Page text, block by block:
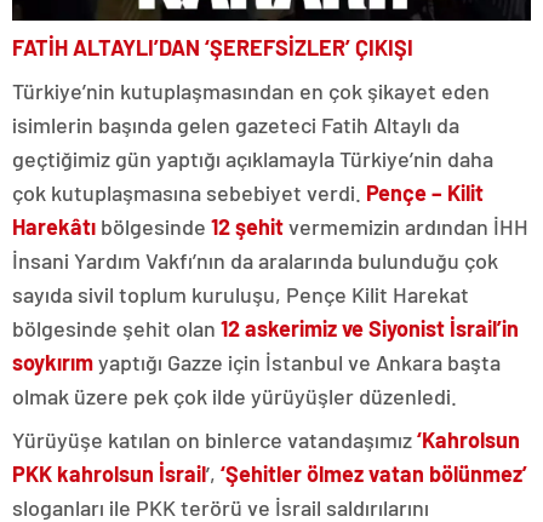
FATİH ALTAYLI’DAN ‘ŞEREFSİZLER’ ÇIKIŞI
Türkiye’nin kutuplaşmasından en çok şikayet eden
isimlerin başında gelen gazeteci Fatih Altaylı da
geçtiğimiz gün yaptığı açıklamayla Türkiye’nin daha
çok kutuplaşmasına sebebiyet verdi. Pençe – Kilit
Harekâtı bölgesinde 12 şehitvermemizin ardından İHH
İnsani Yardım Vakfı’nın da aralarında bulunduğu çok
sayıda sivil toplum kuruluşu, Pençe Kilit Harekat
bölgesinde şehit olan 12 askerimiz ve Siyonist İsrail’in
soykırımyaptığı Gazze için İstanbul ve Ankara başta
olmak üzere pek çok ilde yürüyüşler düzenledi.
Yürüyüşe katılan on binlerce vatandaşımız‘Kahrolsun
PKK kahrolsun İsrail’, ‘Şehitler ölmez vatan bölünmez’
sloganları ile PKK terörü ve İsrail saldırılarını